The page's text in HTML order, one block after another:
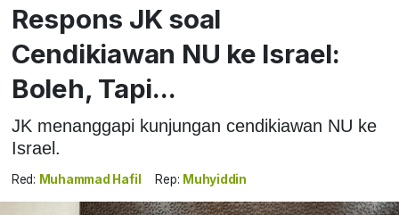
Respons JK soal
Cendikiawan NU ke Israel:
Boleh, Tapi...
JK menanggapi kunjungan cendikiawan NU ke
Israel.
Red: Muhammad Hafil Rep: Muhyiddin